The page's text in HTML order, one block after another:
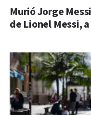
Murió Jorge
de Lionel Messi,